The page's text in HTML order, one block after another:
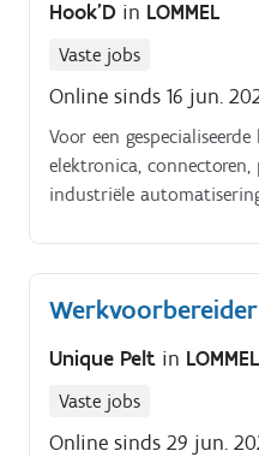
Hook'D in LOMMEL
Vaste jobs
Online sinds 16 jun.
Voor een
elektronica, connectoren,
industriële
van technische
industriële
Werkvoorbereider
Unique Pelt in LOMMEL
Vaste jobs
Online sinds 29 jun.